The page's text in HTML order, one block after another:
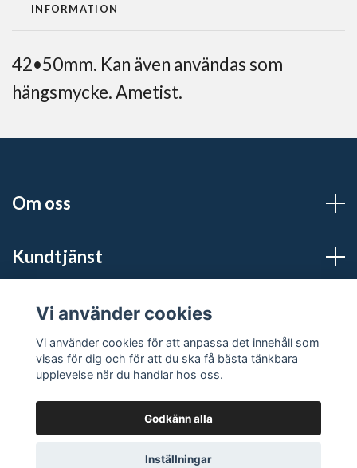
INFORMATION
42•50mm. Kan även användas som
hängsmycke. Ametist.
Om oss
Kundtjänst
Sociala medier
© 2026 S:t Pers GuldPowered by Quickbutik
Vi använder cookies
Vi använder cookies för att anpassa det innehåll som
visas för dig och för att du ska få bästa tänkbara
upplevelse när du handlar hos oss.
Godkänn alla
Inställningar